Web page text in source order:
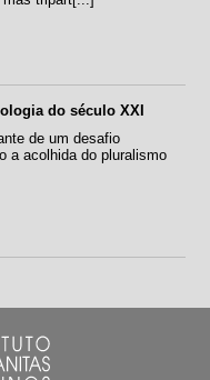
do século XXI
de um desafio
a acolhida do pluralismo